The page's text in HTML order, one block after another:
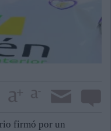
firmó por un